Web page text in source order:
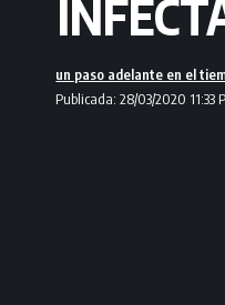
Publicada: 28/03/2020 11:33
un paso adelante en el